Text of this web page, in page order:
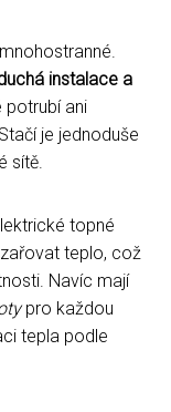
instalace a
potrubí ani
je jednoduše
sítě.
topné
teplo, což
Navíc mají
pro každou
tepla podle